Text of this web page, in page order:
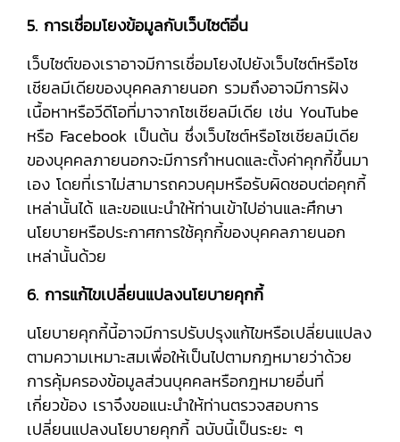
5. การเชื่อมโยงข้อมูลกับเว็บไซต์อื่น
เว็บไซต์ของเราอาจมีการเชื่อมโยงไปยังเว็บไซต์หรือโซ
เชียลมีเดียของบุคคลภายนอก รวมถึงอาจมีการฝัง
เนื้อหาหรือวีดีโอที่มาจากโซเชียลมีเดีย เช่น YouTube
หรือ Facebook เป็นต้น ซึ่งเว็บไซต์หรือโซเชียลมีเดีย
ของบุคคลภายนอกจะมีการกำหนดและตั้งค่าคุกกี้ขึ้นมา
เอง โดยที่เราไม่สามารถควบคุมหรือรับผิดชอบต่อคุกกี้
เหล่านั้นได้ และขอแนะนำให้ท่านเข้าไปอ่านและศึกษา
นโยบายหรือประกาศการใช้คุกกี้ของบุคคลภายนอก
เหล่านั้นด้วย
6. การแก้ไขเปลี่ยนแปลงนโยบายคุกกี้
นโยบายคุกกี้นี้อาจมีการปรับปรุงแก้ไขหรือเปลี่ยนแปลง
ตามความเหมาะสมเพื่อให้เป็นไปตามกฎหมายว่าด้วย
การคุ้มครองข้อมูลส่วนบุคคลหรือกฎหมายอื่นที่
เกี่ยวข้อง เราจึงขอแนะนำให้ท่านตรวจสอบการ
เปลี่ยนแปลงนโยบายคุกกี้ ฉบับนี้เป็นระยะ ๆ